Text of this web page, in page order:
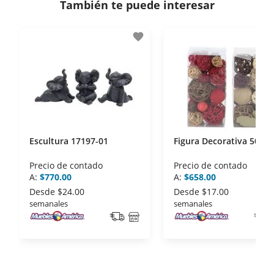
- Certificados de seguridad SSL y Encriptación 3D.
disposiciones legales y Códigos de Ética de la
Asociación Mexicana de Internet (AIMX).
- Nos encontramos en la lista de socios Activos de
la Asociación de Internet.MX.
También te puede interesar
favorite
Escultura 17197-01
Precio de contado
A: $770.00
Desde $24.00
semanales
Figura Decorativa 50650
Precio de contado
A: $658.00
Desde $17.00
semanales